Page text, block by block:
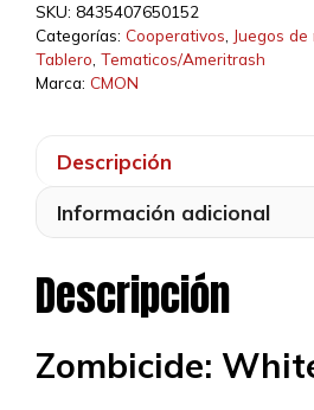
SKU: 8435407650152
Categorías: Cooperativos Juegos de
Tablero Tematicos/Ameritrash
Marca: CMON
Descripción
Información adicional
Descripción
Zombicide: